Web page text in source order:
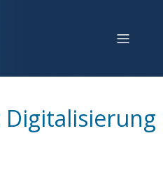
Digitalisierung